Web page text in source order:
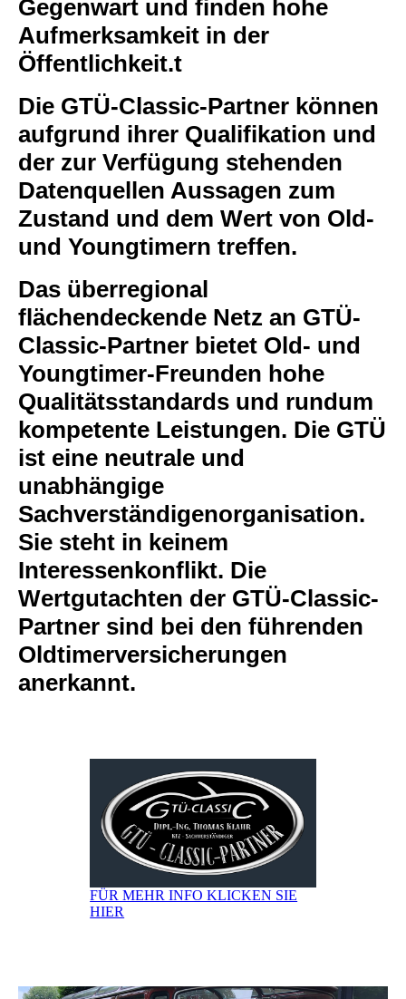
Gegenwart und finden hohe
Aufmerksamkeit in der
Öffentlichkeit.t
Die GTÜ-Classic-Partner können
aufgrund ihrer Qualifikation und
der zur Verfügung stehenden
Datenquellen Aussagen zum
Zustand und dem Wert von Old-
und Youngtimern treffen.
Das überregional
flächendeckende Netz an GTÜ-
Classic-Partner bietet Old- und
Youngtimer-Freunden hohe
Qualitätsstandards und rundum
kompetente Leistungen. Die GTÜ
ist eine neutrale und
unabhängige
Sachverständigenorganisation.
Sie steht in keinem
Interessenkonflikt. Die
Wertgutachten der GTÜ-Classic-
Partner sind bei den führenden
Oldtimerversicherungen
anerkannt.
FÜR MEHR INFO KLICKEN SIE
HIER